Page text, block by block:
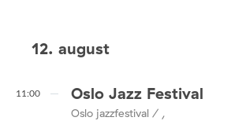
12. august
11:00 Oslo Jazz Festival
Oslo jazzfestival / ,